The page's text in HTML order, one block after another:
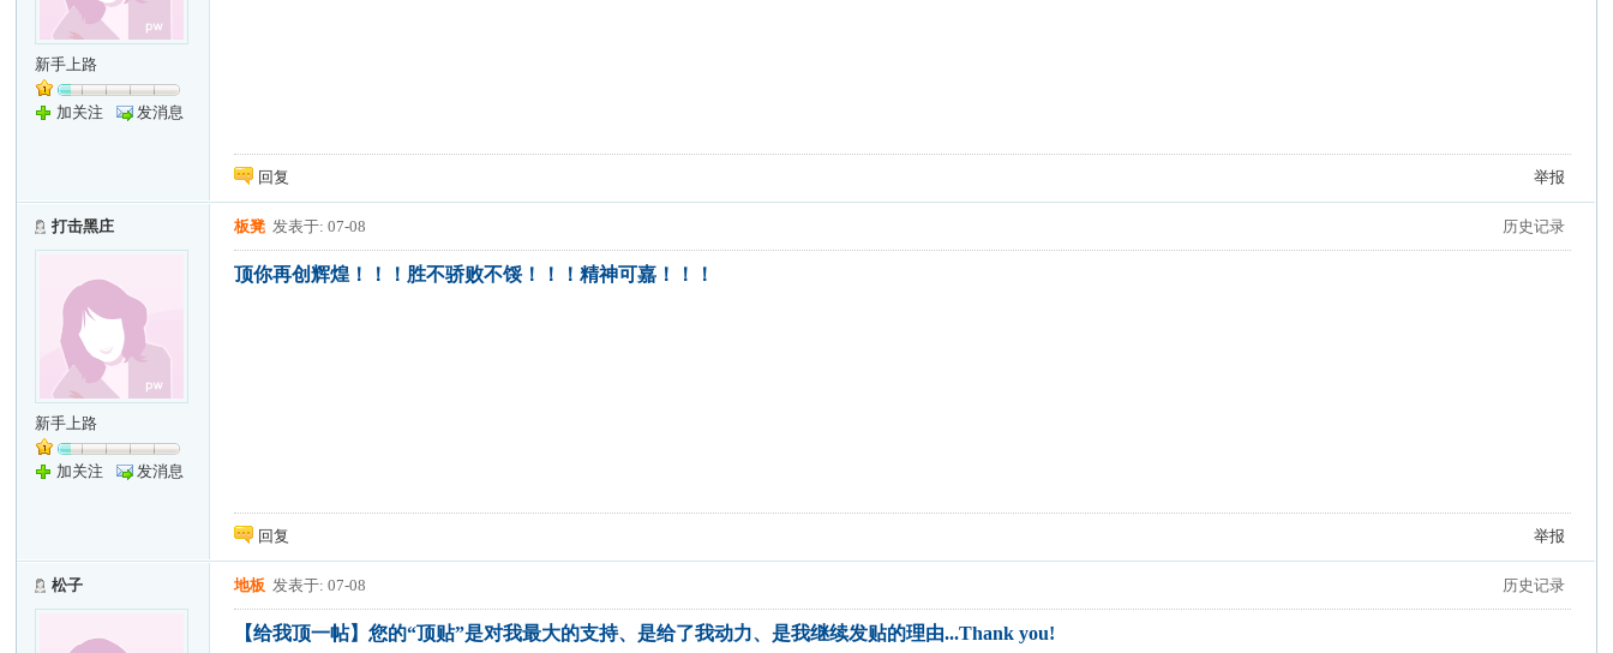
新手上路
加关注 发消息
回复 举报
打击黑庄
新手上路
加关注 发消息
历史记录
板凳 发表于: 07-08
顶你再创辉煌！！！胜不骄败不馁！！！精神可嘉！！！
回复 举报
松子 历史记录
地板 发表于: 07-08
【给我顶一帖】您的“顶贴”是对我最大的支持、是给了我动力、是我继续发贴的理由...Thank you!